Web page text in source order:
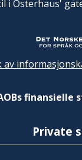
i Osterhaus'
av
finansielle
Private